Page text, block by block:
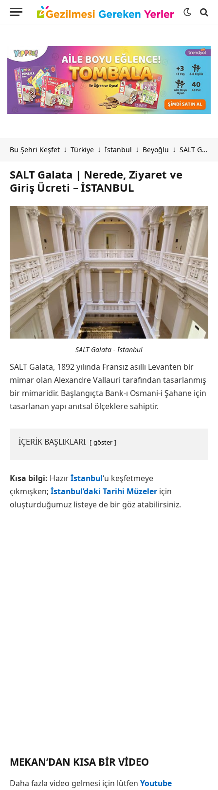
Bu Şehri Keşfet ↓ Türkiye ↓ İstanbul ↓ Beyoğlu ↓ SALT Galata | Nerede, Ziyaret ve Giriş Ücreti – İSTANBUL
SALT Galata | Nerede, Ziyaret ve
Giriş Ücreti – İSTANBUL
SALT Galata - İstanbul
SALT Galata, 1892 yılında Fransız asıllı Levanten bir
mimar olan Alexandre Vallauri tarafından tasarlanmış
bir mimaridir. Başlangıçta Bank-ı Osmani-i Şahane için
tasarlanan yapı anıtsal ölçeklere sahiptir.
İÇERİK BAŞLIKLARI göster
Kısa bilgi: Hazırİstanbul‘u keşfetmeye
çıkmışken; İstanbul’daki Tarihi Müzeler için
oluşturduğumuz listeye de bir göz atabilirsiniz.
MEKAN’DAN KISA BIR VIDEO
Daha fazla video gelmesi için lütfen Youtube